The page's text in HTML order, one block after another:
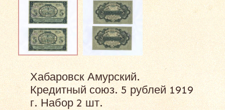
Хабаровск Амурский.
Кредитный союз. 5 рублей 1919
г. Набор 2 шт.